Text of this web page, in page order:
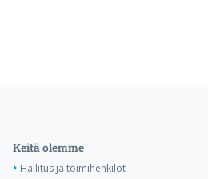
Keitä olemme
Hallitus ja toimihenkilöt